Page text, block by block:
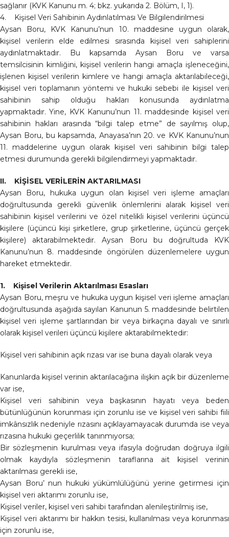
sağlanır (KVK Kanunu m. 4; bkz. yukarıda 2. Bölüm, I, 1).
4. Kişisel Veri Sahibinin Aydınlatılması Ve Bilgilendirilmesi
Aysan Boru, KVK Kanunu’nun 10. maddesine uygun olarak,
kişisel verilerin elde edilmesi sırasında kişisel veri sahiplerini
aydınlatmaktadır. Bu kapsamda Aysan Boru ve varsa
temsilcisinin kimliğini, kişisel verilerin hangi amaçla işleneceğini,
işlenen kişisel verilerin kimlere ve hangi amaçla aktarılabileceği,
kişisel veri toplamanın yöntemi ve hukuki sebebi ile kişisel veri
sahibinin sahip olduğu hakları konusunda aydınlatma
yapmaktadır. Yine, KVK Kanunu’nun 11. maddesinde kişisel veri
sahibinin hakları arasında “bilgi talep etme” de sayılmış olup,
Aysan Boru, bu kapsamda, Anayasa’nın 20. ve KVK Kanunu’nun
11. maddelerine uygun olarak kişisel veri sahibinin bilgi talep
etmesi durumunda gerekli bilgilendirmeyi yapmaktadır.
II. KİŞİSEL VERİLERİN AKTARILMASI
Aysan Boru, hukuka uygun olan kişisel veri işleme amaçları
doğrultusunda gerekli güvenlik önlemlerini alarak kişisel veri
sahibinin kişisel verilerini ve özel nitelikli kişisel verilerini üçüncü
kişilere (üçüncü kişi şirketlere, grup şirketlerine, üçüncü gerçek
kişilere) aktarabilmektedir. Aysan Boru bu doğrultuda KVK
Kanunu’nun 8. maddesinde öngörülen düzenlemelere uygun
hareket etmektedir.
1. Kişisel Verilerin Aktarılması Esasları
Aysan Boru, meşru ve hukuka uygun kişisel veri işleme amaçları
doğrultusunda aşağıda sayılan Kanunun 5. maddesinde belirtilen
kişisel veri işleme şartlarından bir veya birkaçına dayalı ve sınırlı
olarak kişisel verileri üçüncü kişilere aktarabilmektedir:
Kişisel veri sahibinin açık rızası var ise buna dayalı olarak veya
Kanunlarda kişisel verinin aktarılacağına ilişkin açık bir düzenleme
var ise,
Kişisel veri sahibinin veya başkasının hayatı veya beden
bütünlüğünün korunması için zorunlu ise ve kişisel veri sahibi fiili
imkânsızlık nedeniyle rızasını açıklayamayacak durumda ise veya
rızasına hukuki geçerlilik tanınmıyorsa;
Bir sözleşmenin kurulması veya ifasıyla doğrudan doğruya ilgili
olmak kaydıyla sözleşmenin taraflarına ait kişisel verinin
aktarılması gerekli ise,
Aysan Boru’ nun hukuki yükümlülüğünü yerine getirmesi için
kişisel veri aktarımı zorunlu ise,
Kişisel veriler, kişisel veri sahibi tarafından alenileştirilmiş ise,
Kişisel veri aktarımı bir hakkın tesisi, kullanılması veya korunması
için zorunlu ise,